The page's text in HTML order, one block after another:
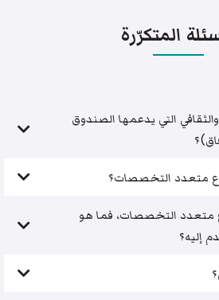
المتكرّرة
التي يدعمها الصندوق
متعدد التخصصات؟
التخصصات، فما هو
إليه؟